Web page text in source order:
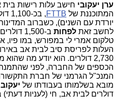
ערן יעקובי חישב עלות רישות בית
המתוכננת של FTTB
יורדת עם השנים), כשברוב
לחשב זאת לפחות
ב-1,500
טלקום אמרי לי במפורש, במו פיו,
2,730 דולרים. הוא יודע מה
הכספים של החברה, לפני שהתמנה
המנכ"ל הגרמני של חברת
מובא בשלמותו בעבודתו של
דולרים לבית אב, חי (לעניות דעתי)